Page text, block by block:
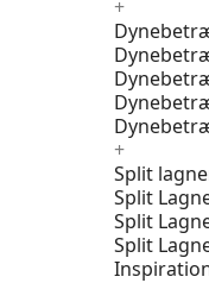
+
+
Split
Split
Split
Split